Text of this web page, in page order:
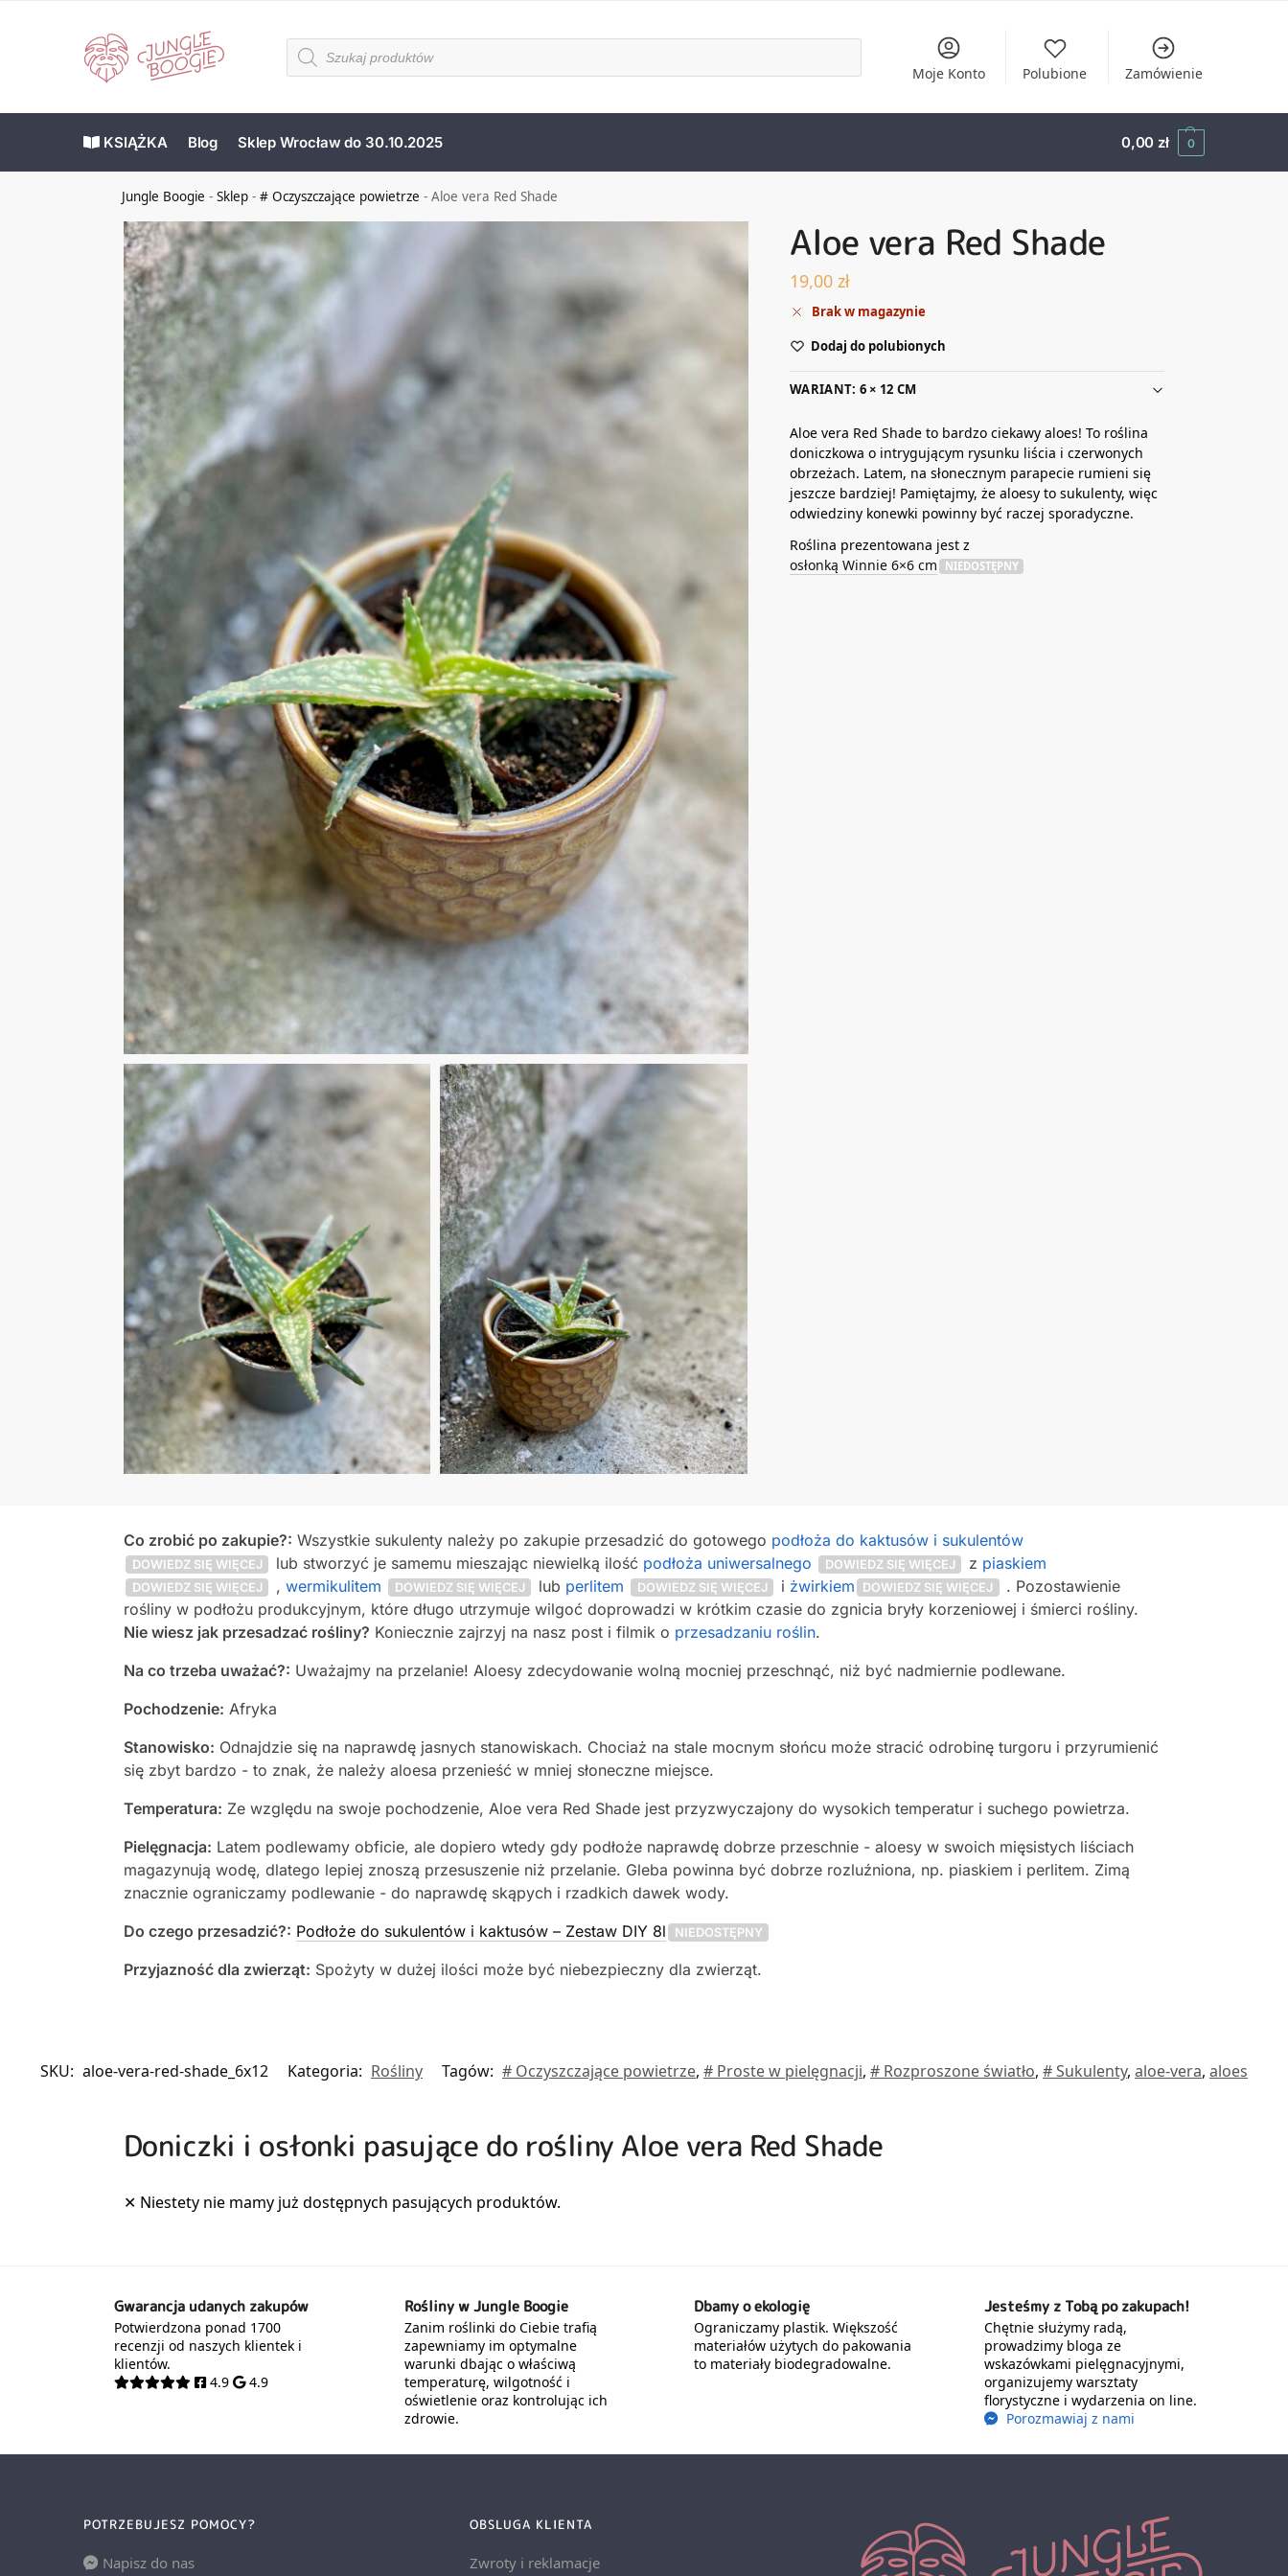
Moje Konto Polubione Zamówienie
KSIĄŻKA Blog Sklep Wrocław do 30.10.2025 0,00 zł 0
Jungle Boogie -Sklep -# Oczyszczające powietrze -Aloe vera Red Shade
Aloe vera Red Shade
19,00 zł
Brak w magazynie
Dodaj do polubionych
WARIANT: 6 × 12 CM
Aloe vera Red Shade to bardzo ciekawy aloes! To roślina
doniczkowa o intrygującym rysunku liścia i czerwonych
obrzeżach. Latem, na słonecznym parapecie rumieni się
jeszcze bardziej! Pamiętajmy, że aloesy to sukulenty, więc
odwiedziny konewki powinny być raczej sporadyczne.
Roślina prezentowana jest z
osłonką Winnie 6×6 cm
NIEDOSTĘPNY
Co zrobić po zakupie?: Wszystkie sukulenty należy po zakupie przesadzić do gotowego podłoża do kaktusów i sukulentów
DOWIEDZ SIĘ WIĘCEJ lub stworzyć je samemu mieszając niewielką ilość podłoża uniwersalnego DOWIEDZ SIĘ WIĘCEJ z piaskiem
DOWIEDZ SIĘ WIĘCEJ , wermikulitem DOWIEDZ SIĘ WIĘCEJ lub perlitem DOWIEDZ SIĘ WIĘCEJ i żwirkiem DOWIEDZ SIĘ WIĘCEJ
. Pozostawienie
rośliny w podłożu produkcyjnym, które długo utrzymuje wilgoć doprowadzi w krótkim czasie do zgnicia bryły korzeniowej i śmierci rośliny.
Nie wiesz jak przesadzać rośliny? Koniecznie zajrzyj na nasz post i filmik o przesadzaniu roślin.
Na co trzeba uważać?: Uważajmy na przelanie! Aloesy zdecydowanie wolną mocniej przeschnąć, niż być nadmiernie podlewane.
Pochodzenie: Afryka
Stanowisko: Odnajdzie się na naprawdę jasnych stanowiskach. Chociaż na stale mocnym słońcu może stracić odrobinę turgoru i przyrumienić
się zbyt bardzo - to znak, że należy aloesa przenieść w mniej słoneczne miejsce.
Temperatura: Ze względu na swoje pochodzenie, Aloe vera Red Shade jest przyzwyczajony do wysokich temperatur i suchego powietrza.
Pielęgnacja: Latem podlewamy obficie, ale dopiero wtedy gdy podłoże naprawdę dobrze przeschnie - aloesy w swoich mięsistych liściach
magazynują wodę, dlatego lepiej znoszą przesuszenie niż przelanie. Gleba powinna być dobrze rozluźniona, np. piaskiem i perlitem. Zimą
znacznie ograniczamy podlewanie - do naprawdę skąpych i rzadkich dawek wody.
Do czego przesadzić?: Podłoże do sukulentów i kaktusów – Zestaw DIY 8l NIEDOSTĘPNY
Przyjazność dla zwierząt: Spożyty w dużej ilości może być niebezpieczny dla zwierząt.
SKU: aloe-vera-red-shade_6x12 Kategoria: Rośliny Tagów: # Oczyszczające powietrze, # Proste w pielęgnacji, # Rozproszone światło, # Sukulenty, aloe-vera, aloes
Doniczki i osłonki pasujące do rośliny Aloe vera Red Shade
Gwarancja udanych zakupów
Potwierdzona ponad 1700
recenzji od naszych klientek i
klientów.
4.9
4.9
Rośliny w Jungle Boogie
Zanim roślinki do Ciebie trafią
zapewniamy im optymalne
warunki dbając o właściwą
temperaturę, wilgotność i
oświetlenie oraz kontrolując ich
zdrowie.
Dbamy o ekologię
Ograniczamy plastik. Większość
materiałów użytych do pakowania
to materiały biodegradowalne.
Jesteśmy z Tobą po zakupach!
Chętnie służymy radą,
prowadzimy bloga ze
wskazówkami pielęgnacyjnymi,
organizujemy warsztaty
florystyczne i wydarzenia on line.
Porozmawiaj z nami
POTRZEBUJESZ POMOCY?
Napisz do nas
OBSLUGA KLIENTA
Zwroty i reklamacje